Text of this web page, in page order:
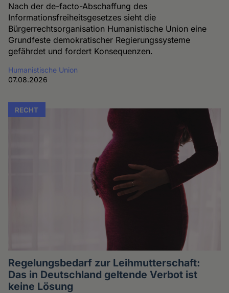
Nach der de-facto-Abschaffung des
Informationsfreiheitsgesetzes sieht die
Bürgerrechtsorganisation Humanistische Union eine
Grundfeste demokratischer Regierungssysteme
gefährdet und fordert Konsequenzen.
Humanistische Union
07.08.2026
RECHT
Regelungsbedarf zur Leihmutterschaft:
Das in Deutschland geltende Verbot ist
keine Lösung